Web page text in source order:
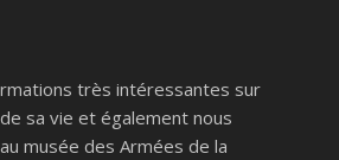
très intéressantes sur
sa vie et également nous
musée des Armées de la